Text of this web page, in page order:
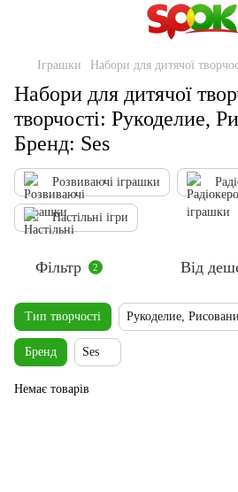
Іграшки Набори для дитячої
Набори для дитячої
творчості: Рукоделие,
Бренд: Ses
Розвиваючі іграшки
Настільні ігри
Фільтр 2 Від
Тип творчості Рукоделие,
Бренд Ses
Немає товарів